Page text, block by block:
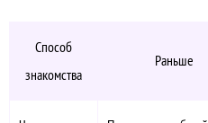
Способ
знакомства
Раньше